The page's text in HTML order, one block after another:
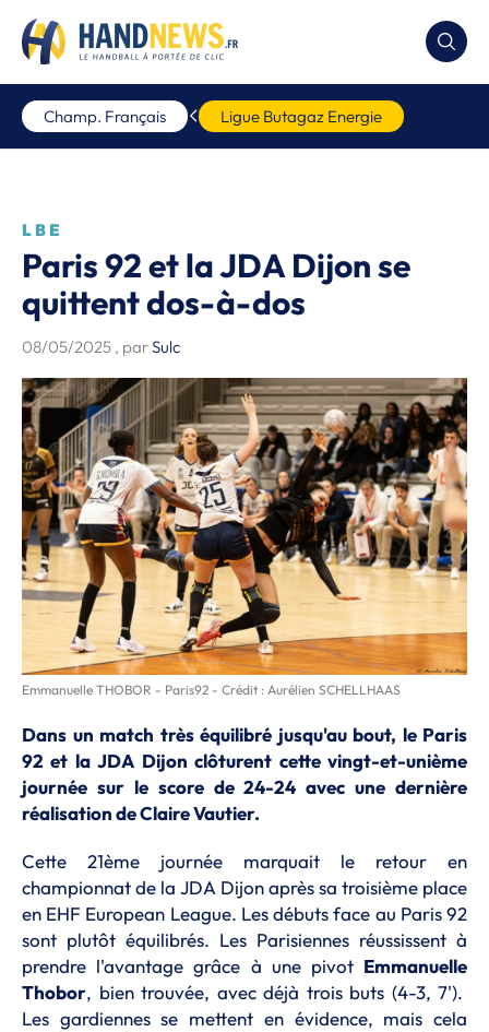
Champ. Français Ligue Butagaz Energie
LBE
Paris 92 et la JDA Dijon se
quittent dos-à-dos
08/05/2025 , parSulc
Emmanuelle THOBOR - Paris92 - Crédit : Aurélien SCHELLHAAS
Dans un match très équilibré jusqu'au bout, le Paris
92 et la JDA Dijon clôturent cette vingt-et-unième
journée sur le score de 24-24 avec une dernière
réalisation de Claire Vautier.
Cette 21ème journée marquait le retour en
championnat de la JDA Dijon après sa troisième place
en EHF European League. Les débuts face au Paris 92
sont plutôt équilibrés. Les Parisiennes réussissent à
prendre l'avantage grâce à une pivot Emmanuelle
Thobor, bien trouvée, avec déjà trois buts (4-3, 7').
Les gardiennes se mettent en évidence, mais cela